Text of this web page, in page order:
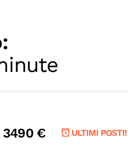
3490 € ULTIMI POSTI!